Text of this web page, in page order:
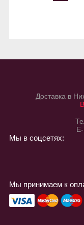
Доставка в
Мы в соцсетях:
Мы принимаем к